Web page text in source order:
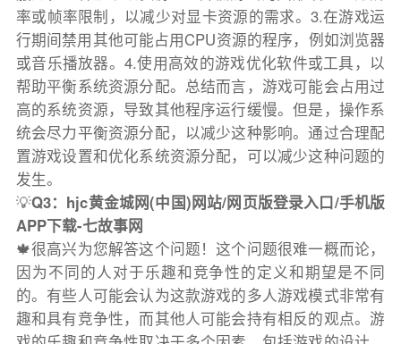
率或帧率限制，以减少对显卡资源的需求。3.在游戏运
行期间禁用其他可能占用CPU资源的程序，例如浏览器
或音乐播放器。4.使用高效的游戏优化软件或工具，以
帮助平衡系统资源分配。总结而言，游戏可能会占用过
高的系统资源，导致其他程序运行缓慢。但是，操作系
统会尽力平衡资源分配，以减少这种影响。通过合理配
置游戏设置和优化系统资源分配，可以减少这种问题的
发生。
💡Q3：hjc黄金城网(中国)网站/网页版登录入口/手机版
APP下载-七故事网
🍁很高兴为您解答这个问题！这个问题很难一概而论，
因为不同的人对于乐趣和竞争性的定义和期望是不同
的。有些人可能会认为这款游戏的多人游戏模式非常有
趣和具有竞争性，而其他人可能会持有相反的观点。游